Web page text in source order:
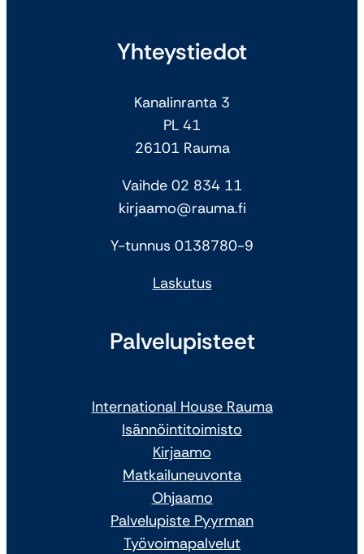
Yhteystiedot
Kanalinranta 3
PL 41
26101 Rauma
Vaihde 02 834 11
kirjaamo@rauma.fi
Y-tunnus 0138780-9
Laskutus
Palvelupisteet
International House Rauma
Isännöintitoimisto
Kirjaamo
Matkailuneuvonta
Ohjaamo
Palvelupiste Pyyrman
Työvoimapalvelut